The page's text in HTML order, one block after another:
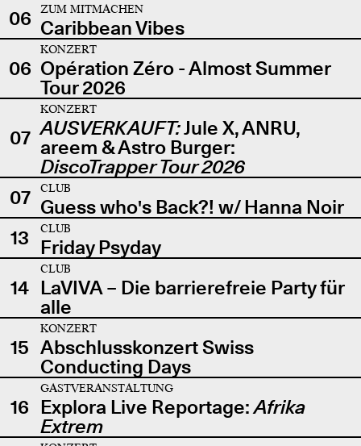
06
ZUM MITMACHEN
Caribbean Vibes
06
KONZERT
Opération Zéro - Almost Summer
Tour 2026
07
KONZERT
AUSVERKAUFT:Jule X, ANRU,
areem & Astro Burger:
DiscoTrapper Tour 2026
07
CLUB
Guess who's Back?! w/ Hanna Noir
13
CLUB
Friday Psyday
14
CLUB
LaVIVA – Die barrierefreie Party für
alle
15
KONZERT
Abschlusskonzert Swiss
Conducting Days
16
GASTVERANSTALTUNG
Explora Live Reportage:Afrika
Extrem